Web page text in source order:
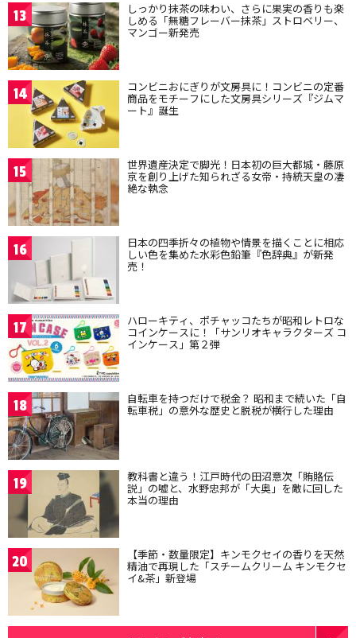
13 しっかり抹茶の味わい、さらに果実の香りも楽
しめる「無糖フレーバー抹茶」ストロベリー、
マンゴー新発売
14 コンビニおにぎりが文房具に！コンビニの定番
商品をモチーフにした文房具シリーズ『ジムマ
ート』誕生
15 世界遺産決定で脚光！日本初の巨大都城・藤原
京を創り上げた知られざる女帝・持統天皇の凄
絶な執念
16 日本の四季折々の植物や情景を描くことに相応
しい色を集めた水彩色鉛筆『色辞典』が新発
売！
17 ハローキティ、ポチャッコたちが昭和レトロな
コインケースに！「サンリオキャラクターズ コ
インケース」第２弾
18 自転車を持つだけで税金？ 昭和まで続いた「自
転車税」の意外な歴史と脱税が横行した理由
19 教科書と違う！江戸時代の田沼意次「賄賂伝
説」の嘘と、水野忠邦が「大奥」を敵に回した
本当の理由
20 【季節・数量限定】キンモクセイの香りを天然
精油で再現した「スチームクリーム キンモクセ
イ&茶」新登場